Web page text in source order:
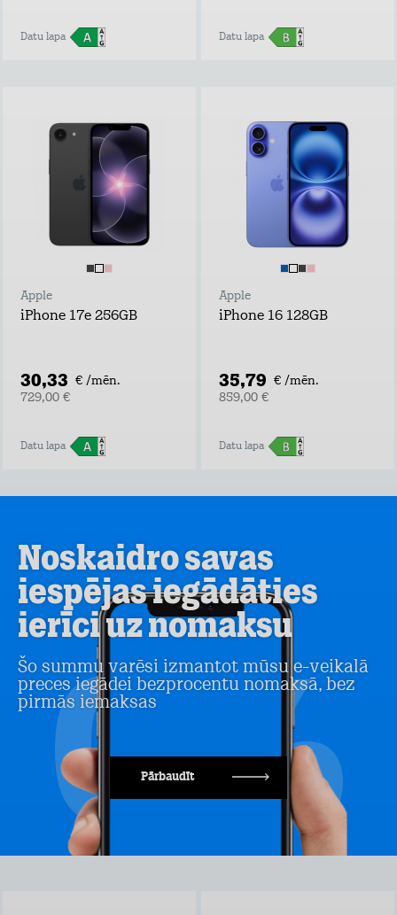
Datu lapa Datu lapa
Apple
iPhone 17e 256GB
30,33 € /mēn.
729,00 €
Datu lapa
Apple
iPhone 16 128GB
35,79 € /mēn.
859,00 €
Datu lapa
Noskaidro savas
iespējas iegādāties
ierīci uz nomaksu
Šo summu varēsi izmantot mūsu e-veikalā
preces iegādei bezprocentu nomaksā, bez
pirmās iemaksas
Pārbaudīt